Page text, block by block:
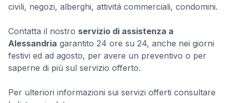
civili, negozi, alberghi, attivitá commerciali, condomini.
Contatta il nostro servizio di assistenza a
Alessandria garantito 24 ore su 24, anche nei giorni
festivi ed ad agosto, per avere un preventivo o per
saperne di più sul servizio offerto.
Per ulteriori informazioni sui servizi offerti consultare